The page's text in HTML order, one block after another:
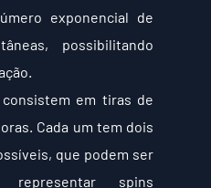
exponencial de
possibilitando
em tiras de
Cada um tem dois
que podem ser
representar spins